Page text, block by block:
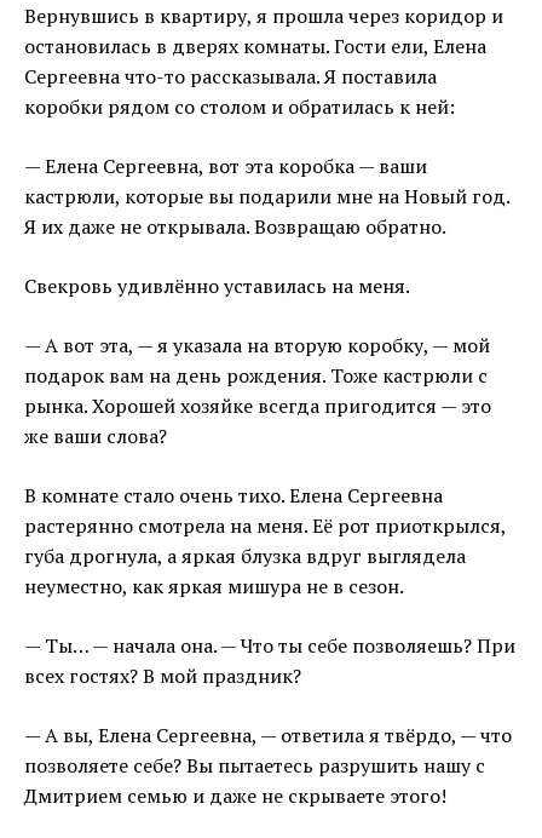
Вернувшись в квартиру, я прошла через коридор и
остановилась в дверях комнаты. Гости ели, Елена
Сергеевна что-то рассказывала. Я поставила
коробки рядом со столом и обратилась к ней:
— Елена Сергеевна, вот эта коробка — ваши
кастрюли, которые вы подарили мне на Новый год.
Я их даже не открывала. Возвращаю обратно.
Свекровь удивлённо уставилась на меня.
— А вот эта, — я указала на вторую коробку, — мой
подарок вам на день рождения. Тоже кастрюли с
рынка. Хорошей хозяйке всегда пригодится — это
же ваши слова?
В комнате стало очень тихо. Елена Сергеевна
растерянно смотрела на меня. Её рот приоткрылся,
губа дрогнула, а яркая блузка вдруг выглядела
неуместно, как яркая мишура не в сезон.
— Ты… — начала она. — Что ты себе позволяешь? При
всех гостях? В мой праздник?
— А вы, Елена Сергеевна, — ответила я твёрдо, — что
позволяете себе? Вы пытаетесь разрушить нашу с
Дмитрием семью и даже не скрываете этого!